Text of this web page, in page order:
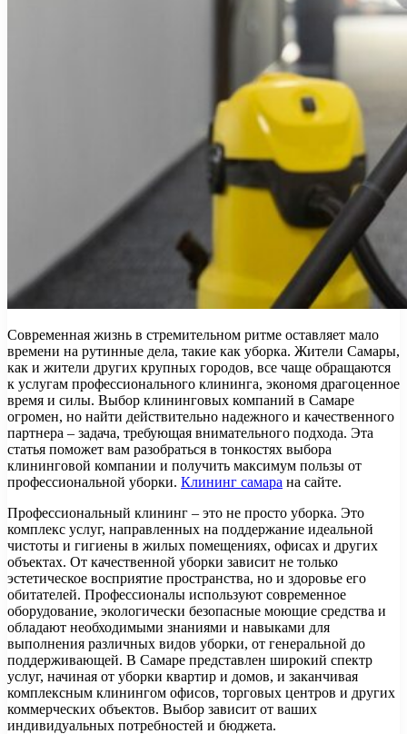
Современная жизнь в стремительном ритме оставляет мало
времени на рутинные дела, такие как уборка. Жители Самары,
как и жители других крупных городов, все чаще обращаются
к услугам профессионального клининга, экономя драгоценное
время и силы. Выбор клининговых компаний в Самаре
огромен, но найти действительно надежного и качественного
партнера – задача, требующая внимательного подхода. Эта
статья поможет вам разобраться в тонкостях выбора
клининговой компании и получить максимум пользы от
профессиональной уборки. Клининг самара на сайте.
Профессиональный клининг – это не просто уборка. Это
комплекс услуг, направленных на поддержание идеальной
чистоты и гигиены в жилых помещениях, офисах и других
объектах. От качественной уборки зависит не только
эстетическое восприятие пространства, но и здоровье его
обитателей. Профессионалы используют современное
оборудование, экологически безопасные моющие средства и
обладают необходимыми знаниями и навыками для
выполнения различных видов уборки, от генеральной до
поддерживающей. В Самаре представлен широкий спектр
услуг, начиная от уборки квартир и домов, и заканчивая
комплексным клинингом офисов, торговых центров и других
коммерческих объектов. Выбор зависит от ваших
индивидуальных потребностей и бюджета.